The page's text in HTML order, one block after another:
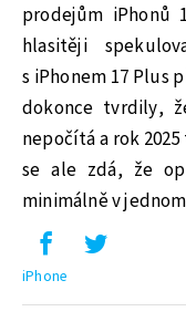
prodejům
hlasitěji
s iPhonem 17 Plus
dokonce tvrdily,
nepočítá a rok
se ale zdá, že
minimálně v
iPhone